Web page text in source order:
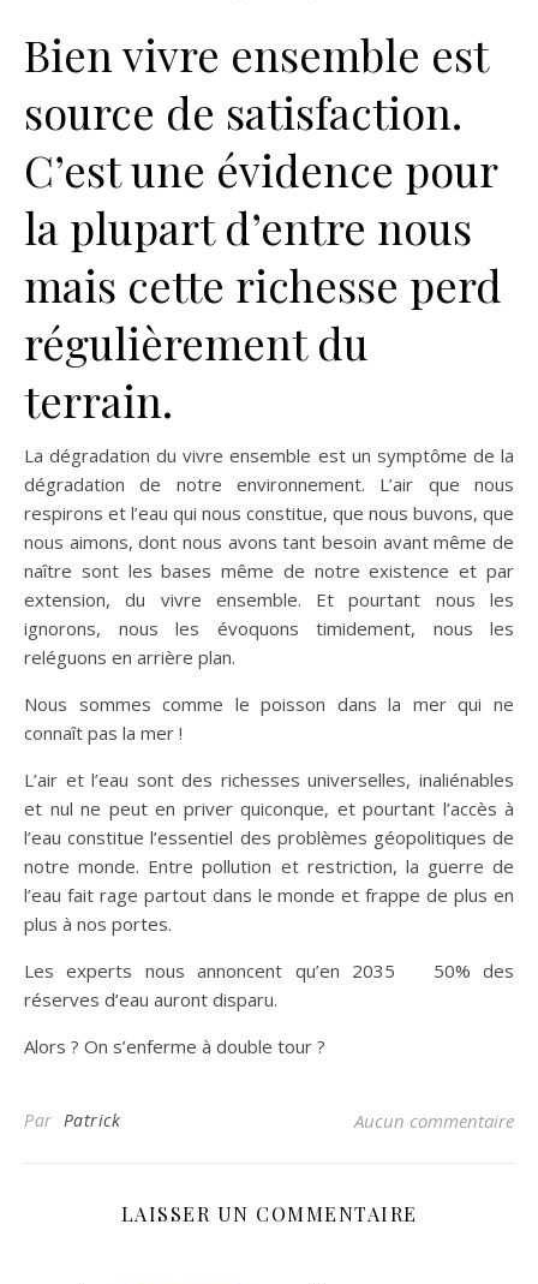
Bien vivre ensemble est
source de satisfaction.
C’est une évidence pour
la plupart d’entre nous
mais cette richesse perd
régulièrement du
terrain.
La dégradation du vivre ensemble est un symptôme de la
dégradation de notre environnement. L’air que nous
respirons et l’eau qui nous constitue, que nous buvons, que
nous aimons, dont nous avons tant besoin avant même de
naître sont les bases même de notre existence et par
extension, du vivre ensemble. Et pourtant nous les
ignorons, nous les évoquons timidement, nous les
reléguons en arrière plan.
Nous sommes comme le poisson dans la mer qui ne
connaît pas la mer !
L’air et l’eau sont des richesses universelles, inaliénables
et nul ne peut en priver quiconque, et pourtant l’accès à
l’eau constitue l’essentiel des problèmes géopolitiques de
notre monde. Entre pollution et restriction, la guerre de
l’eau fait rage partout dans le monde et frappe de plus en
plus à nos portes.
Les experts nous annoncent qu’en 2035 50% des
réserves d’eau auront disparu.
Alors ? On s’enferme à double tour ?
Par Patrick Aucun commentaire
LAISSER UN COMMENTAIRE